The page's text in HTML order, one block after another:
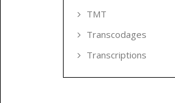
TMT
Transcodages
Transcriptions